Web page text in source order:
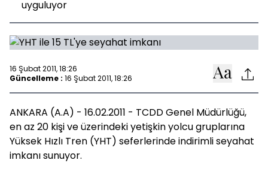
uyguluyor
16 Şubat 2011, 18:26
Güncelleme : 16 Şubat 2011, 18:26
ANKARA (A.A) - 16.02.2011 - TCDD Genel Müdürlüğü,
en az 20 kişi ve üzerindeki yetişkin yolcu gruplarına
Yüksek Hızlı Tren (YHT) seferlerinde indirimli seyahat
imkanı sunuyor.